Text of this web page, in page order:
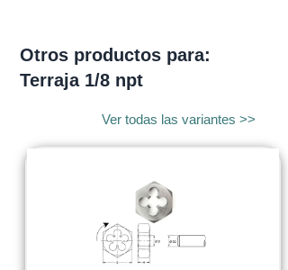
Otros productos para:
Terraja 1/8 npt
Ver todas las variantes >>